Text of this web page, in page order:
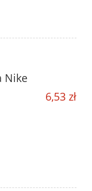
Nike
6,53 zł